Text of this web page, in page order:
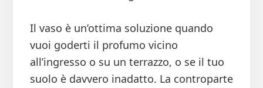
Il vaso è un’ottima soluzione quando
vuoi goderti il profumo vicino
all’ingresso o su un terrazzo, o se il tuo
suolo è davvero inadatto. La controparte